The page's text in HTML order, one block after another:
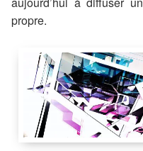
propre.